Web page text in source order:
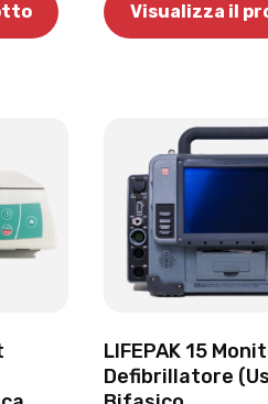
Visualizza il
LIFEPAK 15
Defibrillatore